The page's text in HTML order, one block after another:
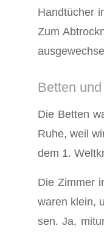
Hand­tücher
Zum
Betten
Die Betten
Ruhe, weil
dem 1.
Die Zimmer
waren klein,
sen. Ja,